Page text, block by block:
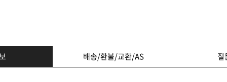
배송/환불/교환/AS 질